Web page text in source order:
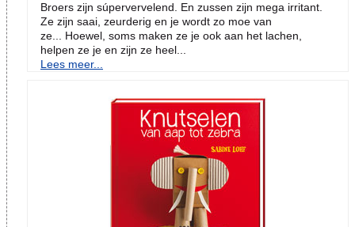
Broers zijn súpervervelend. En zussen zijn mega irritant.
Ze zijn saai, zeurderig en je wordt zo moe van
ze... Hoewel, soms maken ze je ook aan het lachen,
helpen ze je en zijn ze heel...
Lees meer...